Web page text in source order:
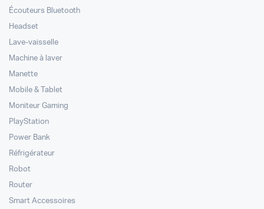
Écouteurs Bluetooth
Headset
Lave-vaisselle
Machine à laver
Manette
Mobile & Tablet
Moniteur Gaming
PlayStation
Power Bank
Réfrigérateur
Robot
Router
Smart Accessoires